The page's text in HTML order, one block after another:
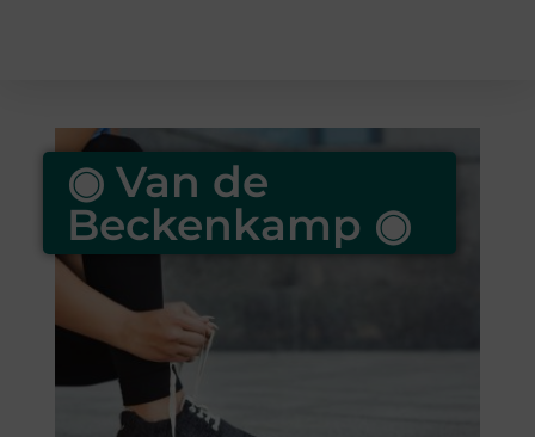
◉ Van de
Beckenkamp ◉